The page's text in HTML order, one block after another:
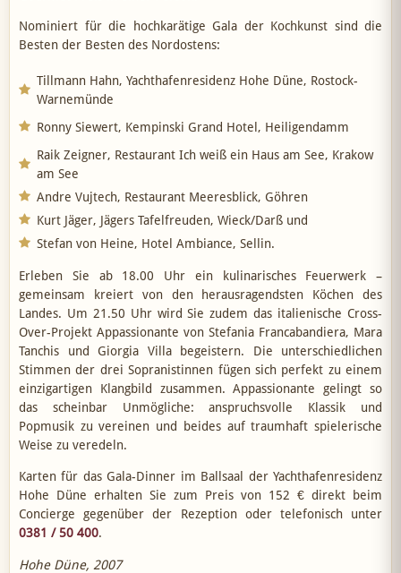
Nominiert für die hochkarätige Gala der Kochkunst sind die
Besten der Besten des Nordostens:
Tillmann Hahn, Yachthafenresidenz Hohe Düne, Rostock-
Warnemünde
Ronny Siewert, Kempinski Grand Hotel, Heiligendamm
Raik Zeigner, Restaurant Ich weiß ein Haus am See, Krakow
am See
Andre Vujtech, Restaurant Meeresblick, Göhren
Kurt Jäger, Jägers Tafelfreuden, Wieck/Darß und
Stefan von Heine, Hotel Ambiance, Sellin.
Erleben Sie ab 18.00 Uhr ein kulinarisches Feuerwerk –
gemeinsam kreiert von den herausragendsten Köchen des
Landes. Um 21.50 Uhr wird Sie zudem das italienische Cross-
Over-Projekt Appassionante von Stefania Francabandiera, Mara
Tanchis und Giorgia Villa begeistern. Die unterschiedlichen
Stimmen der drei Sopranistinnen fügen sich perfekt zu einem
einzigartigen Klangbild zusammen. Appassionante gelingt so
das scheinbar Unmögliche: anspruchsvolle Klassik und
Popmusik zu vereinen und beides auf traumhaft spielerische
Weise zu veredeln.
Karten für das Gala-Dinner im Ballsaal der Yachthafenresidenz
Hohe Düne erhalten Sie zum Preis von 152 € direkt beim
Concierge gegenüber der Rezeption oder telefonisch unter
0381 / 50 400.
Hohe Düne, 2007